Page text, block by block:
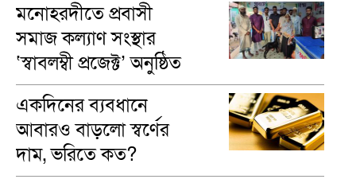
মনোহরদীতে প্রবাসী
সমাজ কল্যাণ সংস্থার
‘স্বাবলম্বী প্রজেক্ট’ অনুষ্ঠিত
একদিনের ব্যবধানে
আবারও বাড়লো স্বর্ণের
দাম, ভরিতে কত?